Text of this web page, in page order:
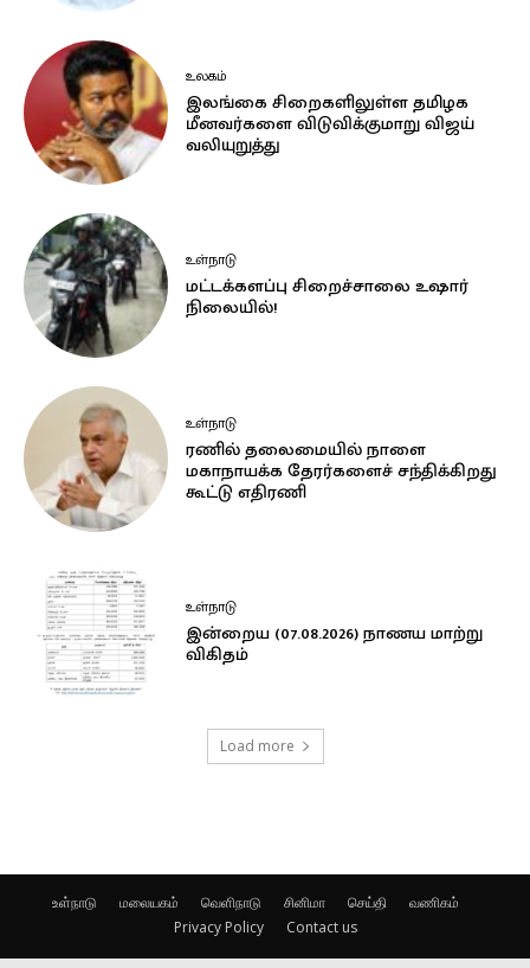
உலகம்
இலங்கை சிறைகளிலுள்ள தமிழக
மீனவர்களை விடுவிக்குமாறு விஜய்
வலியுறுத்து
உள்நாடு
மட்டக்களப்பு சிறைச்சாலை உஷார்
நிலையில்!
உள்நாடு
ரணில் தலைமையில் நாளை
மகாநாயக்க தேரர்களைச் சந்திக்கிறது
கூட்டு எதிரணி
உள்நாடு
இன்றைய (07.08.2026) நாணய மாற்று
விகிதம்
Load more
உள்நாடு மலையகம் வெளிநாடு சினிமா செய்தி
வணிகம்
Privacy Policy
Contact us